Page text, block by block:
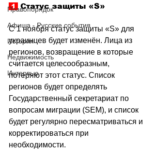
Правопорядок
Афиша - Русские события
История
Недвижимость
Интервью
1 Статус защиты «S»
С 1 ноября статус защиты «S» для
украинцев будет изменён. Лица из
регионов, возвращение в которые
считается целесообразным,
потеряют этот статус. Список
регионов будет определять
Государственный секретариат по
вопросам миграции (SEM), и список
будет регулярно пересматриваться и
корректироваться при
необходимости.